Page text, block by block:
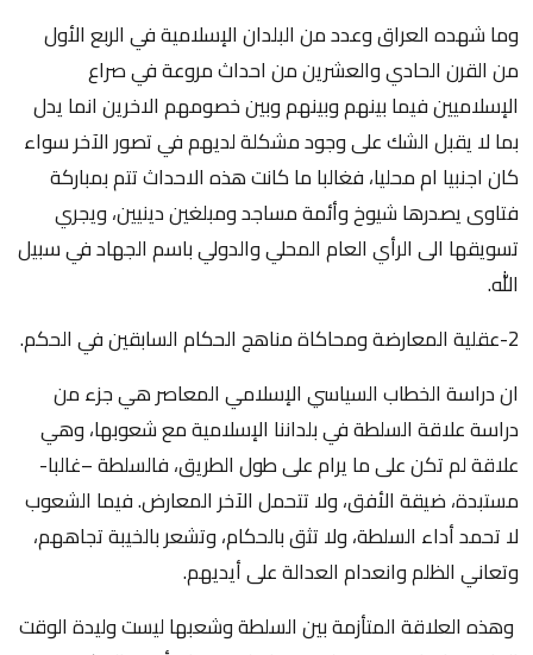
وما شهده العراق وعدد من البلدان الإسلامية في الربع الأول
من القرن الحادي والعشرين من احداث مروعة في صراع
الإسلاميين فيما بينهم وبينهم وبين خصومهم الاخرين انما يدل
بما لا يقبل الشك على وجود مشكلة لديهم في تصور الآخر سواء
كان اجنبيا ام محليا، فغالبا ما كانت هذه الاحداث تتم بمباركة
فتاوى يصدرها شيوخ وأئمة مساجد ومبلغين دينيين، ويجري
تسويقها الى الرأي العام المحلي والدولي باسم الجهاد في سبيل
الله.
2-عقلية المعارضة ومحاكاة مناهج الحكام السابقين في الحكم.
ان دراسة الخطاب السياسي الإسلامي المعاصر هي جزء من
دراسة علاقة السلطة في بلداننا الإسلامية مع شعوبها، وهي
علاقة لم تكن على ما يرام على طول الطريق، فالسلطة –غالبا-
مستبدة، ضيقة الأفق، ولا تتحمل الآخر المعارض. فيما الشعوب
لا تحمد أداء السلطة، ولا تثق بالحكام، وتشعر بالخيبة تجاههم،
وتعاني الظلم وانعدام العدالة على أيديهم.
وهذه العلاقة المتأزمة بين السلطة وشعبها ليست وليدة الوقت